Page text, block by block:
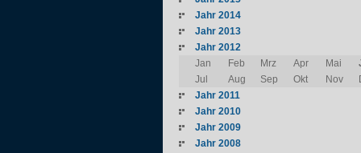
Jahr 2014
Jahr 2013
Jahr 2012
Jan
Feb Mrz Apr Mai
Jul
Aug Sep Okt Nov
Jahr 2011
Jahr 2010
Jahr 2009
Jahr 2008